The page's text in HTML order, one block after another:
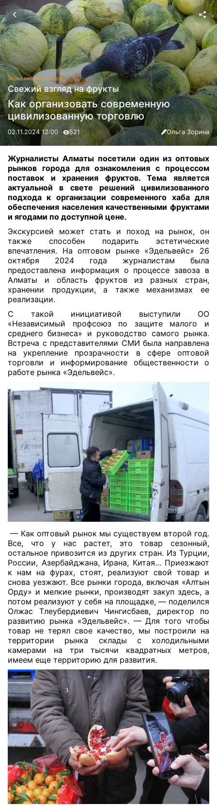
ЭкономикаАгропром
Свежий взгляд на фрукты
Как организовать современную
цивилизованную торговлю
02.11.2024 12:00 521 Ольга Зорина
Журналисты Алматы посетили один из оптовых
рынков города для ознакомления с процессом
поставок и хранения фруктов. Тема является
актуальной в свете решений цивилизованного
подхода к организации современного хаба для
обеспечения населения качественными фруктами
и ягодами по доступной цене.
Экскурсией может стать и поход на рынок, он
также способен подарить эстетические
впечатления. На оптовом рынке «Эдельвейс» 26
октября 2024 года журналистам была
предоставлена информация о процессе завоза в
Алматы и область фруктов из разных стран,
хранении продукции, а также механизмах ее
реализации.
С такой инициативой выступили ОО
«Независимый профсоюз по защите малого и
среднего бизнеса» и руководство самого рынка.
Встреча с представителями СМИ была направлена
на укрепление прозрачности в сфере оптовой
торговли и информирование общественности о
работе рынка «Эдельвейс».
— Как оптовый рынок мы существуем второй год.
Все, что у нас растет, это товар сезонный,
остальное привозится из других стран. Из Турции,
России, Азербайджана, Ирана, Китая… Приезжают
к нам на фурах, стоят, реализуют свой товар и
снова уезжают. Все рынки города, включая «Алтын
Орду» и мелкие рынки, производят закуп здесь, а
потом реализуют у себя на площадке, — поделился
Олжас Тлеубердиевич Чингисбаев, директор по
развитию рынка «Эдельвейс». — Для того чтобы
товар не терял свое качество, мы построили на
территории рынка склады с холодильными
камерами на три тысячи квадратных метров,
имеем еще территорию для развития.